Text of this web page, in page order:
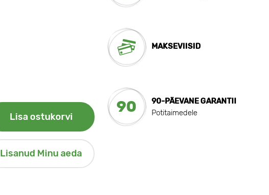
Lisa ostukorvi
Lisanud Minu aeda
MAKSEVIISID
90
90-PÄEVANE GARANTII
Potitaimedele